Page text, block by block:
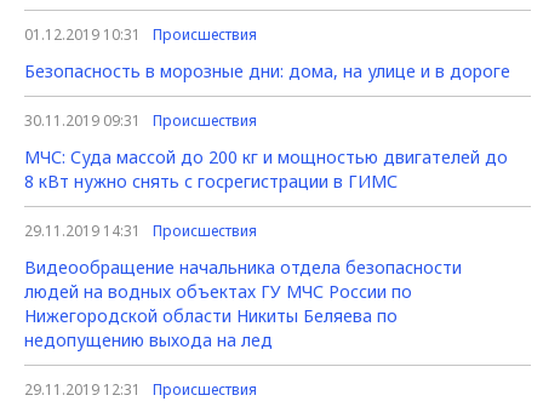
01.12.2019 10:31 Происшествия
Безопасность в морозные дни: дома, на улице и в дороге
30.11.2019 09:31 Происшествия
МЧС: Суда массой до 200 кг и мощностью двигателей до
8 кВт нужно снять с госрегистрации в ГИМС
29.11.2019 14:31 Происшествия
Видеообращение начальника отдела безопасности
людей на водных объектах ГУ МЧС России по
Нижегородской области Никиты Беляева по
недопущению выхода на лед
29.11.2019 12:31 Происшествия